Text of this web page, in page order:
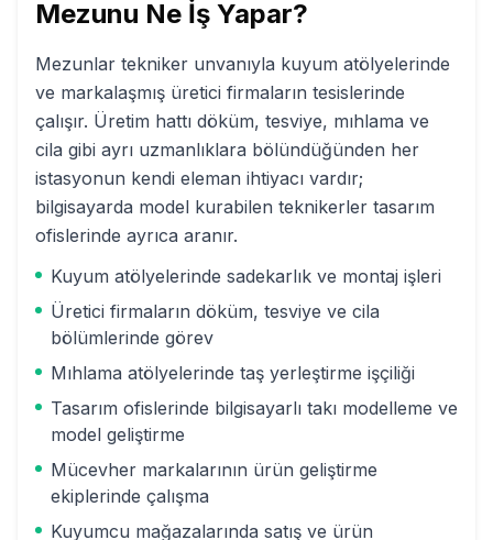
Mezunu Ne İş Yapar?
Mezunlar tekniker unvanıyla kuyum atölyelerinde
ve markalaşmış üretici firmaların tesislerinde
çalışır. Üretim hattı döküm, tesviye, mıhlama ve
cila gibi ayrı uzmanlıklara bölündüğünden her
istasyonun kendi eleman ihtiyacı vardır;
bilgisayarda model kurabilen teknikerler tasarım
ofislerinde ayrıca aranır.
Kuyum atölyelerinde sadekarlık ve montaj işleri
Üretici firmaların döküm, tesviye ve cila
bölümlerinde görev
Mıhlama atölyelerinde taş yerleştirme işçiliği
Tasarım ofislerinde bilgisayarlı takı modelleme ve
model geliştirme
Mücevher markalarının ürün geliştirme
ekiplerinde çalışma
Kuyumcu mağazalarında satış ve ürün